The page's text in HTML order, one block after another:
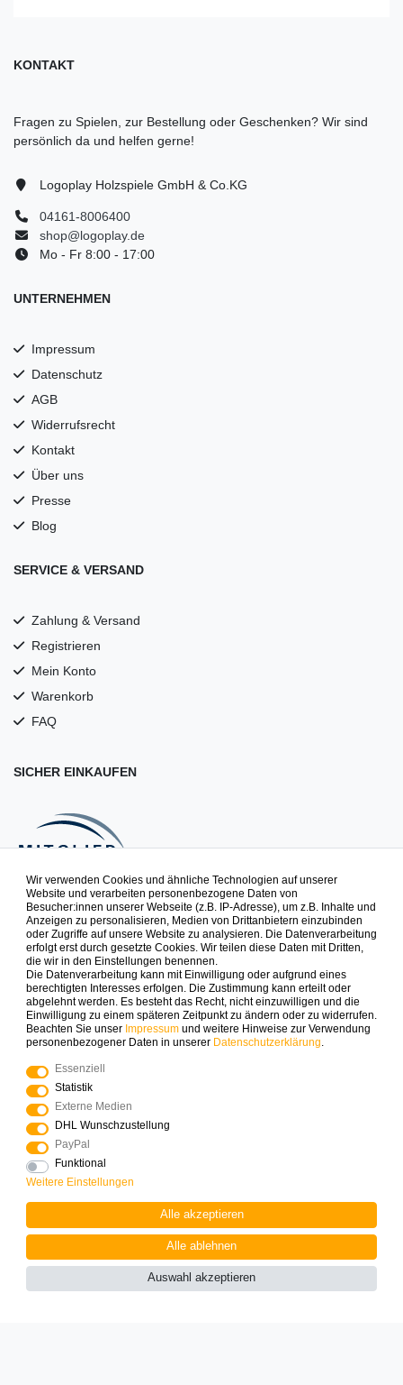
KONTAKT
Fragen zu Spielen, zur Bestellung oder Geschenken? Wir sind
persönlich da und helfen gerne!
Logoplay Holzspiele GmbH & Co.KG
04161-8006400
shop@logoplay.de
Mo - Fr 8:00 - 17:00
UNTERNEHMEN
Impressum
Datenschutz
AGB
Widerrufsrecht
Kontakt
Über uns
Presse
Blog
SERVICE & VERSAND
Zahlung & Versand
Registrieren
Mein Konto
Warenkorb
FAQ
SICHER EINKAUFEN
NEWSLETTER
Spielspaß zuerst erfahren. Newsletter abonnieren & 10% auf
die erste Bestellung sichern.
ABONNIEREN
Mehr Spielinspiration gefällig?
© Copyright 2025 Logoplay-Holzspiele Alle Rechte
Wir verwenden Cookies und ähnliche Technologien auf unserer
Website und verarbeiten personenbezogene Daten von
Besucher:innen unserer Webseite (z.B. IP-Adresse), um z.B. Inhalte und
Anzeigen zu personalisieren, Medien von Drittanbietern einzubinden
oder Zugriffe auf unsere Website zu analysieren. Die Datenverarbeitung
erfolgt erst durch gesetzte Cookies. Wir teilen diese Daten mit Dritten,
die wir in den Einstellungen benennen.
Die Datenverarbeitung kann mit Einwilligung oder aufgrund eines
berechtigten Interesses erfolgen. Die Zustimmung kann erteilt oder
abgelehnt werden. Es besteht das Recht, nicht einzuwilligen und die
Einwilligung zu einem späteren Zeitpunkt zu ändern oder zu widerrufen.
Beachten Sie unser Impressum und weitere Hinweise zur Verwendung
personenbezogener Daten in unserer Daten­schutz­erklärung.
Essenziell
Statistik
Externe Medien
DHL Wunschzustellung
PayPal
Funktional
Weitere Einstellungen
Alle akzeptieren
Alle ablehnen
Auswahl akzeptieren